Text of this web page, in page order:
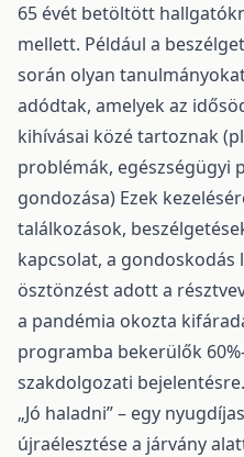
65 évét betöltött
mellett. Például a
során olyan
adódtak, amelyek az
kihívásai közé tartoznak
problémák, egészségügyi
gondozása) Ezek
találkozások,
kapcsolat, a
ösztönzést adott a
a pandémia okozta
programba bekerülők
szakdolgozati bejelentésre.
„Jó haladni” – egy
újraélesztése a járvány